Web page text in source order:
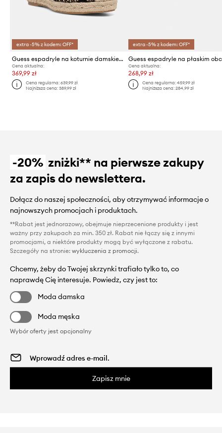
extra -5% z kodem: OFF*
Guess espadryle na koturnie damskie CHEYIN
Cena aktualna:
369,99 zł
Cena regularna:639,99 zł
Najniższa cena:389,99 zł
extra -5% z kodem: OFF*
Cena aktualna:
268,99 zł
Cena regularna: 459,99 zł
Najniższa cena: 284,99 zł
-20% zniżki** na pierwsze zakupy
za zapis do newslettera.
Dołącz do naszej społeczności, aby otrzymywać informacje o
najnowszych promocjach i produktach.
**Rabat jest jednorazowy, obejmuje nieprzecenione produkty i jest
ważny przy zakupach za min. 350 zł. Rabat nie łączy się z innymi
promocjami, a niektóre produkty mogą być wyłączone z rabatu.
Szczegóły na stronie: wykluczenia z promocji.
Chcemy, żeby do Twojej skrzynki trafiało tylko to, co
naprawdę Cię interesuje. Powiedz, czy jest to:
Moda damska
Moda męska
Wybór oferty jest opcjonalny
Zapisz mnie